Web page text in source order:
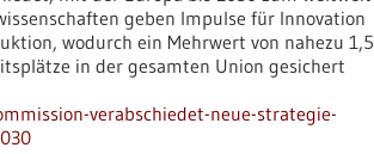
geben Impulse für Innovation
wodurch ein Mehrwert von nahezu 1,5
in der gesamten Union gesichert
verabschiedet-neue-strategie-